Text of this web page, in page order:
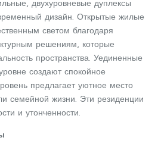
двухуровневые дуплексы
дизайн. Открытые жилые
светом благодаря
решениям, которые
пространства. Уединенные
создают спокойное
предлагает уютное место
семейной жизни. Эти резиденции
и утонченности.